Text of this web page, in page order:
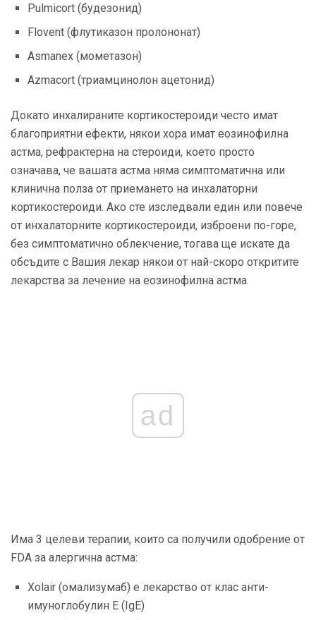
Pulmicort (будезонид)
Flovent (флутиказон пролононат)
Asmanex (мометазон)
Azmacort (триамцинолон ацетонид)
Докато инхалираните кортикостероиди често имат
благоприятни ефекти, някои хора имат еозинофилна
астма, рефрактерна на стероиди, което просто
означава, че вашата астма няма симптоматична или
клинична полза от приемането на инхалаторни
кортикостероиди. Ако сте изследвали един или повече
от инхалаторните кортикостероиди, изброени по-горе,
без симптоматично облекчение, тогава ще искате да
обсъдите с Вашия лекар някои от най-скоро откритите
лекарства за лечение на еозинофилна астма.
ad
Има 3 целеви терапии, които са получили одобрение от
FDA за алергична астма:
Xolair (омализумаб) е лекарство от клас анти-
имуноглобулин Е (IgE)